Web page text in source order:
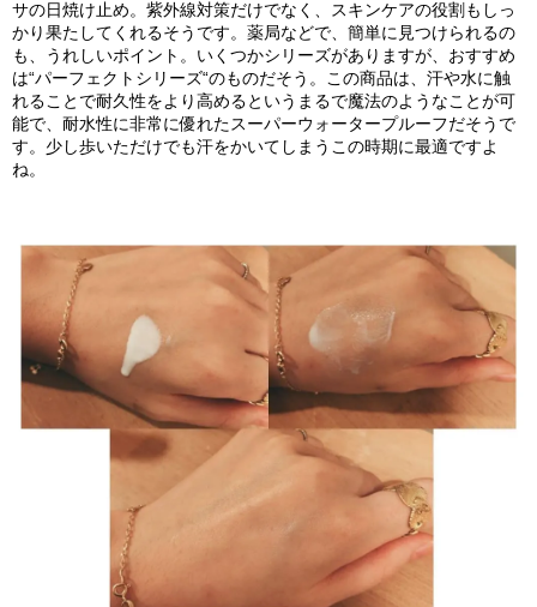
サの日焼け止め。紫外線対策だけでなく、スキンケアの役割もしっ
かり果たしてくれるそうです。薬局などで、簡単に見つけられるの
も、うれしいポイント。いくつかシリーズがありますが、おすすめ
は“パーフェクトシリーズ“のものだそう。この商品は、汗や水に触
れることで耐久性をより高めるというまるで魔法のようなことが可
能で、耐水性に非常に優れたスーパーウォータープルーフだそうで
す。少し歩いただけでも汗をかいてしまうこの時期に最適ですよ
ね。